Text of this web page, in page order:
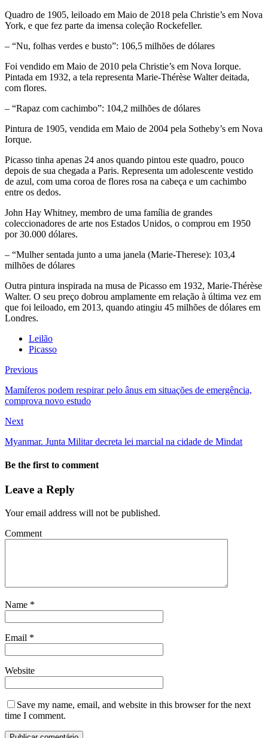
Quadro de 1905, leiloado em Maio de 2018 pela Christie’s em Nova
York, e que fez parte da imensa coleção Rockefeller.
– “Nu, folhas verdes e busto”: 106,5 milhões de dólares
Foi vendido em Maio de 2010 pela Christie’s em Nova Iorque.
Pintada em 1932, a tela representa Marie-Thérèse Walter deitada,
com flores.
– “Rapaz com cachimbo”: 104,2 milhões de dólares
Pintura de 1905, vendida em Maio de 2004 pela Sotheby’s em Nova
Iorque.
Picasso tinha apenas 24 anos quando pintou este quadro, pouco
depois de sua chegada a Paris. Representa um adolescente vestido
de azul, com uma coroa de flores rosa na cabeça e um cachimbo
entre os dedos.
John Hay Whitney, membro de uma família de grandes
coleccionadores de arte nos Estados Unidos, o comprou em 1950
por 30.000 dólares.
– “Mulher sentada junto a uma janela (Marie-Therese): 103,4
milhões de dólares
Outra pintura inspirada na musa de Picasso em 1932, Marie-Thérèse
Walter. O seu preço dobrou amplamente em relação à última vez em
que foi leiloado, em 2013, quando atingiu 45 milhões de dólares em
Londres.
Leilão
Picasso
Previous
Mamíferos podem respirar pelo ânus em situações de emergência,
comprova novo estudo
Next
Myanmar. Junta Militar decreta lei marcial na cidade de Mindat
Be the first to comment
Leave a Reply
Your email address will not be published.
Comment
Name *
Email *
Website
Save my name, email, and website in this browser for the next
time I comment.